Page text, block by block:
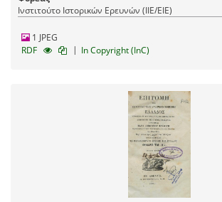
Ινστιτούτο Ιστορικών Ερευνών (ΙΙΕ/ΕΙΕ)
1 JPEG
RDF
| In Copyright (InC)